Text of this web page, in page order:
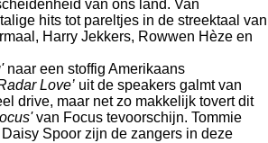
van ons land. Van
hits tot pareltjes in de streektaal van
Harry Jekkers, Rowwen Hèze en
naar een stoffig Amerikaans
Love’ uit de speakers galmt van
drive, maar net zo makkelijk tovert dit
van Focus tevoorschijn. Tommie
Spoor zijn de zangers in deze